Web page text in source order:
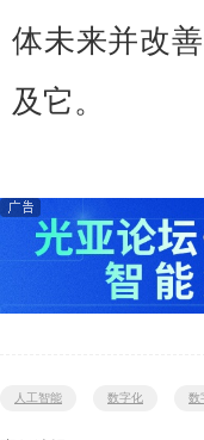
体未来并改
及它。
人工智能 数字化 数